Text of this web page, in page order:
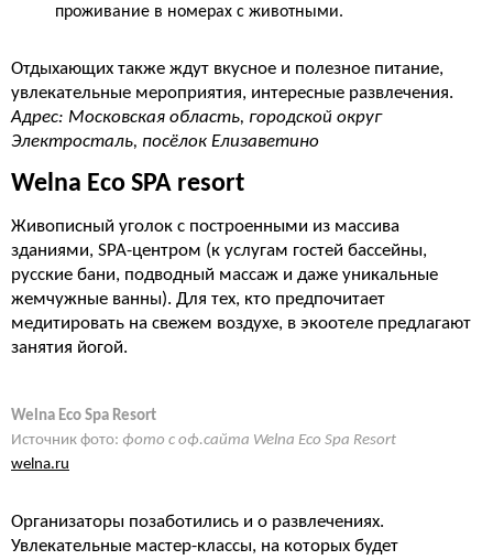
проживание в номерах с животными.
Отдыхающих также ждут вкусное и полезное питание,
увлекательные мероприятия, интересные развлечения.
Адрес: Московская область, городской округ
Электросталь, посёлок Елизаветино
Welna Eco SPA resort
Живописный уголок с построенными из массива
зданиями, SPA-центром (к услугам гостей бассейны,
русские бани, подводный массаж и даже уникальные
жемчужные ванны). Для тех, кто предпочитает
медитировать на свежем воздухе, в экоотеле предлагают
занятия йогой.
Welna Eco Spa Resort
Источник фото: фото с оф.сайта Welna Eco Spa Resort
welna.ru
Организаторы позаботились и о развлечениях.
Увлекательные мастер-классы, на которых будет